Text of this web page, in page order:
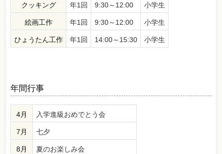
クッキング 年1回 9:30～12:00 小学生
絵画工作 年1回 9:30～12:00 小学生
ひょうたん工作 年1回 14:00～15:30 小学生
年間行事
4月 入学進級おめでとう会
7月 七夕
8月 夏のお楽しみ会